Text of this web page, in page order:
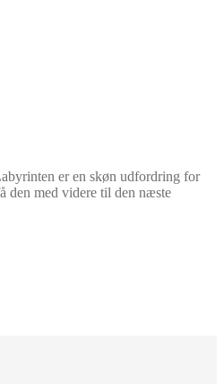
er en skøn udfordring for
den med videre til den næste